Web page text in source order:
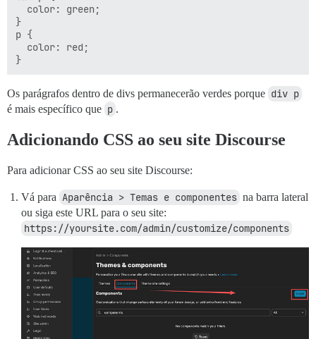
  color: green;
}
p {
  color: red;
Os parágrafos dentro de divs permanecerão verdes porque div p
é mais específico que p .
Adicionando CSS ao seu site Discourse
Para adicionar CSS ao seu site Discourse:
Vá para Aparência > Temas e componentes na barra lateral
ou siga este URL para o seu site:
https://yoursite.com/admin/customize/components